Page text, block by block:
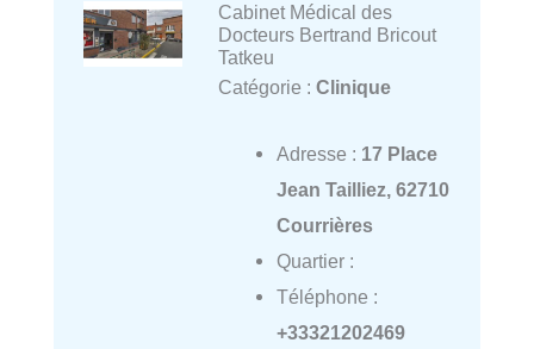
Cabinet Médical des
Docteurs Bertrand Bricout
Tatkeu
Catégorie : Clinique
Adresse : 17 Place
Jean Tailliez, 62710
Courrières
Quartier :
Téléphone :
+33321202469